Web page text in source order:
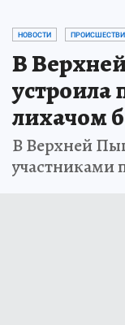
НОВОСТИ
В
устроила
лихачом
В Верхней
участниками